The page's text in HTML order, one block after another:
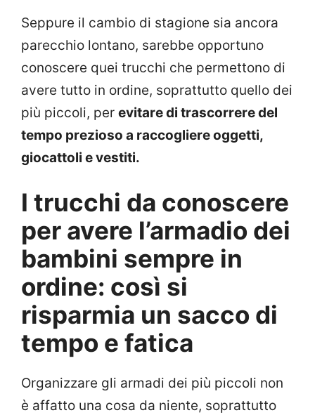
Seppure il cambio di stagione sia ancora
parecchio lontano, sarebbe opportuno
conoscere quei trucchi che permettono di
avere tutto in ordine, soprattutto quello dei
più piccoli, per evitare di trascorrere del
tempo prezioso a raccogliere oggetti,
giocattoli e vestiti.
I trucchi da conoscere
per avere l’armadio dei
bambini sempre in
ordine: così si
risparmia un sacco di
tempo e fatica
Organizzare gli armadi dei più piccoli non
è affatto una cosa da niente, soprattutto